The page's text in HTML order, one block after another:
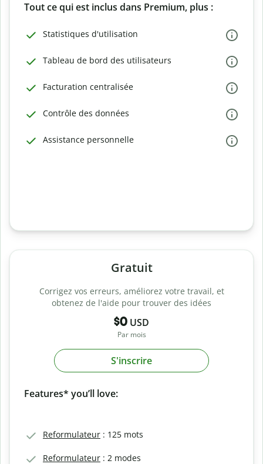
Tout ce qui est inclus dans Premium, plus :
Statistiques d'utilisation
Tableau de bord des utilisateurs
Facturation centralisée
Contrôle des données
Assistance personnelle
Gratuit
Corrigez vos erreurs, améliorez votre travail, et
obtenez de l'aide pour trouver des idées
$0 USD
Par mois
S'inscrire
Features* you’ll love:
Reformulateur : 125 mots
Reformulateur : 2 modes